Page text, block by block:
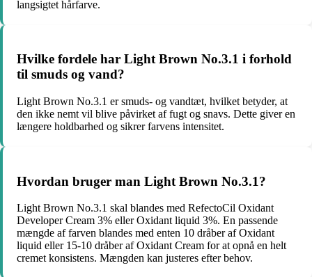
langsigtet hårfarve.
Hvilke fordele har Light Brown No.3.1 i forhold
til smuds og vand?
Light Brown No.3.1 er smuds- og vandtæt, hvilket betyder, at
den ikke nemt vil blive påvirket af fugt og snavs. Dette giver en
længere holdbarhed og sikrer farvens intensitet.
Hvordan bruger man Light Brown No.3.1?
Light Brown No.3.1 skal blandes med RefectoCil Oxidant
Developer Cream 3% eller Oxidant liquid 3%. En passende
mængde af farven blandes med enten 10 dråber af Oxidant
liquid eller 15-10 dråber af Oxidant Cream for at opnå en helt
cremet konsistens. Mængden kan justeres efter behov.